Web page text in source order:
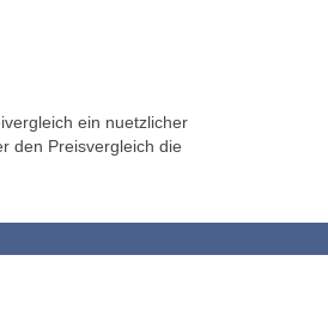
ein nuetzlicher
den Preisvergleich die